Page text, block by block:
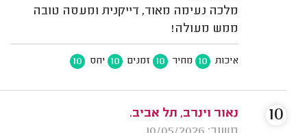
מלכה נעימה מאוד, דייקנית ומעסה טובה
ממש מעולה!
איכות 10 מחיר 10 זמנים 10 יחס 10
נאור וינרב, תל אביב.
10